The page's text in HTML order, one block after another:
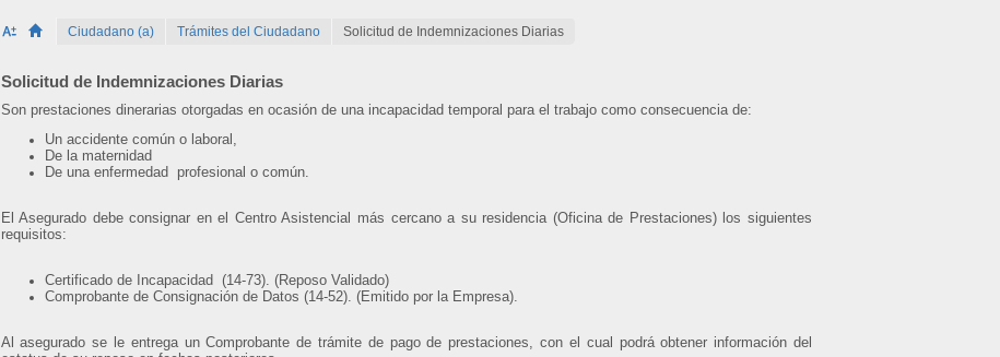
Ciudadano (a) Trámites del Ciudadano Solicitud de Indemnizaciones Diarias
Solicitud de Indemnizaciones Diarias
Son prestaciones dinerarias otorgadas en ocasión de una incapacidad temporal para el trabajo como consecuencia de:
Un accidente común o laboral,
De la maternidad
De una enfermedad profesional o común.
El Asegurado debe consignar en el Centro Asistencial más cercano a su residencia (Oficina de Prestaciones) los siguientes
requisitos:
Certificado de Incapacidad (14-73). (Reposo Validado)
Comprobante de Consignación de Datos (14-52). (Emitido por la Empresa).
Al asegurado se le entrega un Comprobante de trámite de pago de prestaciones, con el cual podrá obtener información del